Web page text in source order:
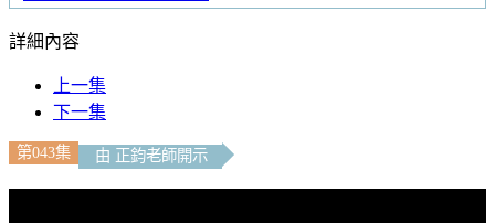
詳細內容
上一集
下一集
第043集 由 正鈞老師開示